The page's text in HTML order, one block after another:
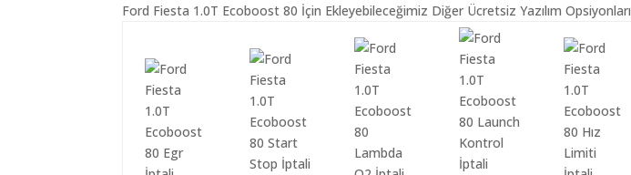
Ford Fiesta 1.0T Ecoboost 80 İçin Ekleyebileceğimiz Diğer Ücretsiz Yazılım Opsiyonları